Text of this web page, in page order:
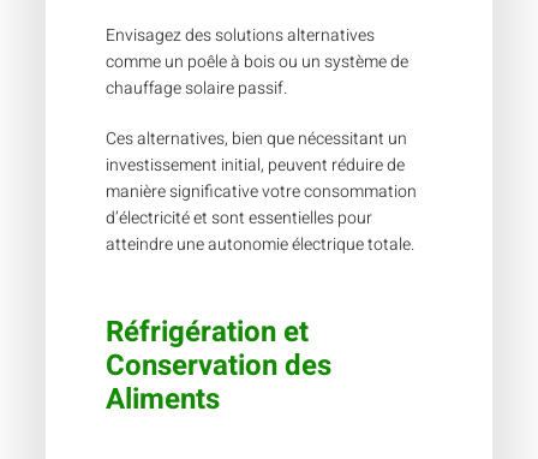
Envisagez des solutions alternatives
comme un poêle à bois ou un système de
chauffage solaire passif.
Ces alternatives, bien que nécessitant un
investissement initial, peuvent réduire de
manière significative votre consommation
d’électricité et sont essentielles pour
atteindre une autonomie électrique totale.
Réfrigération et
Conservation des
Aliments